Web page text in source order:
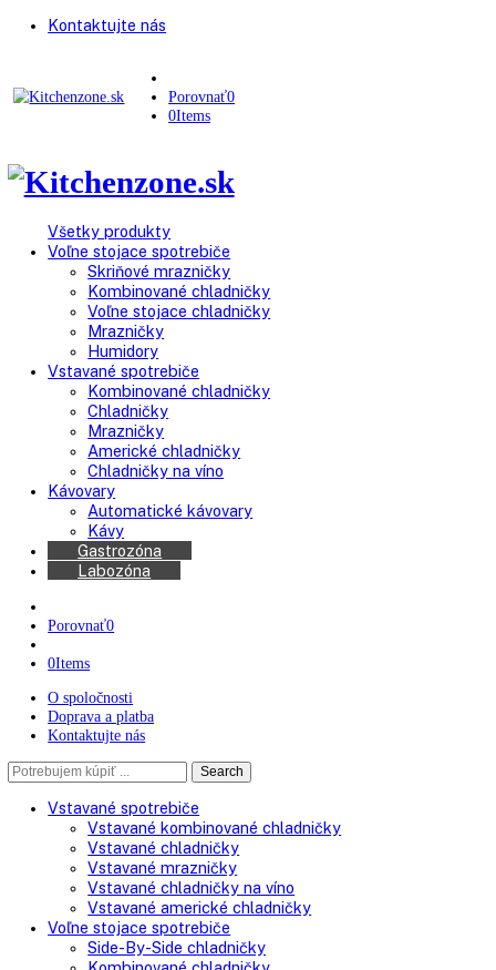
Kontaktujte nás
Porovnať
0Items
Všetky produkty
Voľne stojace spotrebiče
Skriňové mrazničky
Kombinované chladničky
Voľne stojace chladničky
Mrazničky
Humidory
Vstavané spotrebiče
Kombinované chladničky
Chladničky
Mrazničky
Americké chladničky
Chladničky na víno
Kávovary
Automatické kávovary
Labozóna
Porovnať0
0Items
O spoločnosti
Kontaktujte nás
Search
Vstavané spotrebiče
Vstavané kombinované chladničky
Vstavané chladničky
Vstavané mrazničky